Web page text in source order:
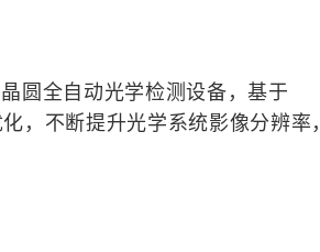
圆全自动光学检测设备，基于
，不断提升光学系统影像分辨率